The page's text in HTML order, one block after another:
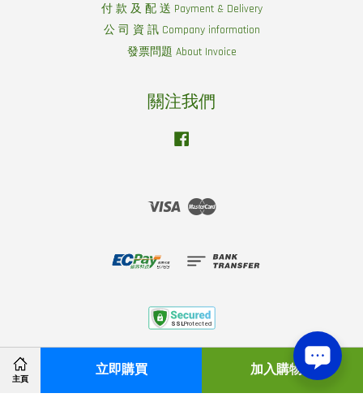
主頁
立即購買 加入購物車
付 款 及 配 送 Payment & Delivery
公 司 資 訊 Company information
發票問題 About Invoice
關注我們
Visa Master
服 務 條 款 Service Policy 隱 私 權 政 策 Privacy Policy